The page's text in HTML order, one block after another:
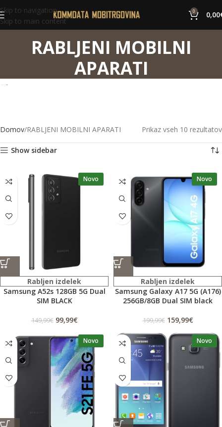
Skip to navigation
Skip to main content
0 0,00
RABLJENI MOBILNI
APARATI
Domov RABLJENI MOBILNI APARATI Prikaz vseh 10 rezultatov
Show sidebar
Novo
Rabljen izdelek
Samsung A52s 128GB 5G Dual
SIM BLACK
149,99€ 99,99€
Novo
Rabljen izdelek
Samsung Galaxy A17 5G (A176)
256GB/8GB Dual SIM black
199,99€ 159,99€
Novo Novo